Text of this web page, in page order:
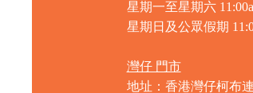
星期一至星期六
星期日及公眾假期
灣仔 門市
地址：香港灣仔柯布